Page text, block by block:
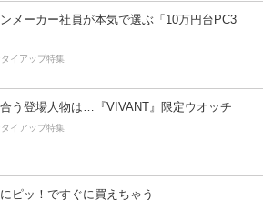
メーカー社員が本気で選ぶ「10万円台PC3
イアップ特集
う登場人物は…『VIVANT』限定ウオッチ
イアップ特集
ピッ！ですぐに買えちゃう